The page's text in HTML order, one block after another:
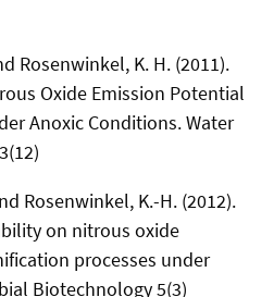
Rosenwinkel, K. H. (2011).
Oxide Emission Potential
Anoxic Conditions. Water
Rosenwinkel, K.-H. (2012).
on nitrous oxide
processes under
Biotechnology 5(3)